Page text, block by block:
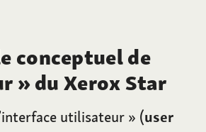
conceptuel de
» du Xerox Star
utilisateur » (user